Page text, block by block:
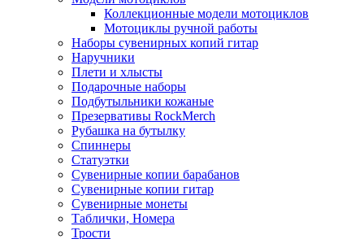
Коллекционные модели мотоциклов
Мотоциклы ручной работы
Наборы сувенирных копий гитар
Наручники
Плети и хлысты
Подарочные наборы
Подбутыльники кожаные
Презервативы RockMerch
Рубашка на бутылку
Спиннеры
Статуэтки
Сувенирные копии барабанов
Сувенирные копии гитар
Сувенирные монеты
Таблички, Номера
Трости